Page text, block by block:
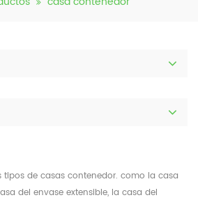
tipos de casas contenedor. como la casa
del envase extensible, la casa del